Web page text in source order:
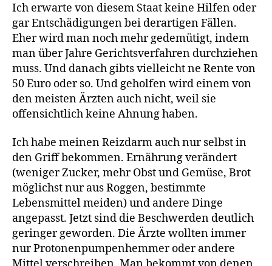
Ich erwarte von diesem Staat keine Hilfen oder
gar Entschädigungen bei derartigen Fällen.
Eher wird man noch mehr gedemütigt, indem
man über Jahre Gerichtsverfahren durchziehen
muss. Und danach gibts vielleicht ne Rente von
50 Euro oder so. Und geholfen wird einem von
den meisten Ärzten auch nicht, weil sie
offensichtlich keine Ahnung haben.
Ich habe meinen Reizdarm auch nur selbst in
den Griff bekommen. Ernährung verändert
(weniger Zucker, mehr Obst und Gemüse, Brot
möglichst nur aus Roggen, bestimmte
Lebensmittel meiden) und andere Dinge
angepasst. Jetzt sind die Beschwerden deutlich
geringer geworden. Die Ärzte wollten immer
nur Protonenpumpenhemmer oder andere